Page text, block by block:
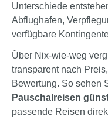
Unterschiede
Abflughafen,
verfügbare
Über Nix-wie-weg
transparent nach
Bewertung. So sehen
Pauschalreisen
passende Reisen